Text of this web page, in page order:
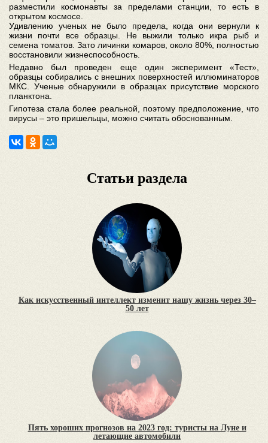
разместили космонавты за пределами станции, то есть в
открытом космосе.
Удивлению ученых не было предела, когда они вернули к
жизни почти все образцы. Не выжили только икра рыб и
семена томатов. Зато личинки комаров, около 80%, полностью
восстановили жизнеспособность.
Недавно был проведен еще один эксперимент «Тест»,
образцы собирались с внешних поверхностей иллюминаторов
МКС. Ученые обнаружили в образцах присутствие морского
планктона.
Гипотеза стала более реальной, поэтому предположение, что
вирусы – это пришельцы, можно считать обоснованным.
Статьи раздела
Как искусственный интеллект изменит нашу жизнь через 30–
50 лет
Пять хороших прогнозов на 2023 год: туристы на Луне и
летающие автомобили